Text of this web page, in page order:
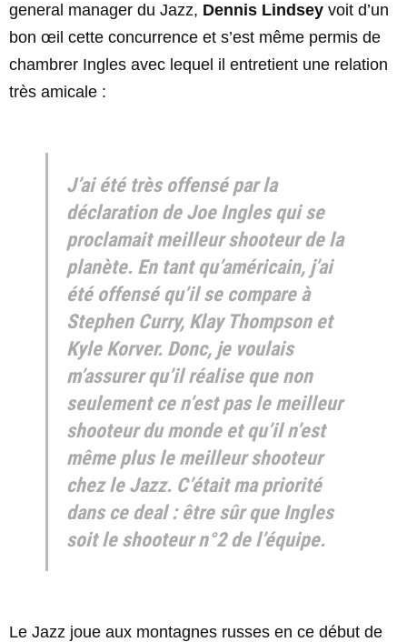
general manager du Jazz, Dennis Lindsey voit d’un
bon œil cette concurrence et s’est même permis de
chambrer Ingles avec lequel il entretient une relation
très amicale :
J’ai été très offensé par la
déclaration de Joe Ingles qui se
proclamait meilleur shooteur de la
planète. En tant qu’américain, j’ai
été offensé qu’il se compare à
Stephen Curry, Klay Thompson et
Kyle Korver. Donc, je voulais
m’assurer qu’il réalise que non
seulement ce n’est pas le meilleur
shooteur du monde et qu’il n’est
même plus le meilleur shooteur
chez le Jazz. C’était ma priorité
dans ce deal : être sûr que Ingles
soit le shooteur n°2 de l’équipe.
Le Jazz joue aux montagnes russes en ce début de